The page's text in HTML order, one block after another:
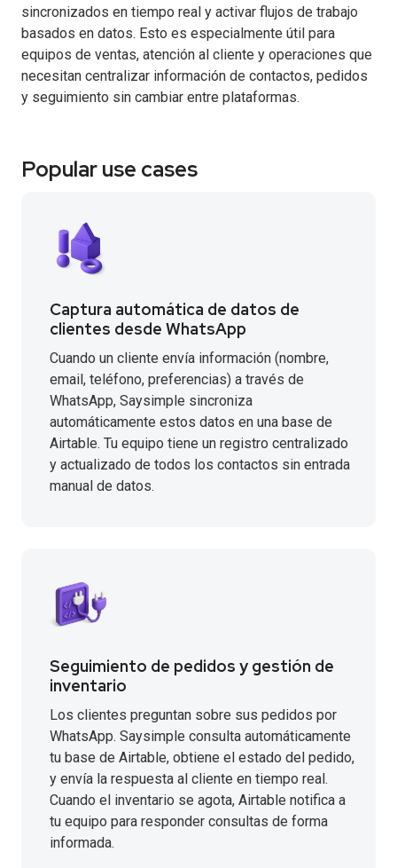
sincronizados en tiempo real y activar flujos de trabajo
basados en datos. Esto es especialmente útil para
equipos de ventas, atención al cliente y operaciones que
necesitan centralizar información de contactos, pedidos
y seguimiento sin cambiar entre plataformas.
Popular use cases
Captura automática de datos de
clientes desde WhatsApp
Cuando un cliente envía información (nombre,
email, teléfono, preferencias) a través de
WhatsApp, Saysimple sincroniza
automáticamente estos datos en una base de
Airtable. Tu equipo tiene un registro centralizado
y actualizado de todos los contactos sin entrada
manual de datos.
Seguimiento de pedidos y gestión de
inventario
Los clientes preguntan sobre sus pedidos por
WhatsApp. Saysimple consulta automáticamente
tu base de Airtable, obtiene el estado del pedido,
y envía la respuesta al cliente en tiempo real.
Cuando el inventario se agota, Airtable notifica a
tu equipo para responder consultas de forma
informada.